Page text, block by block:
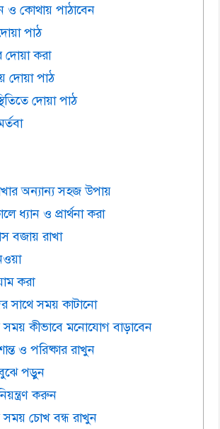
ও কোথায় পাঠাবেন
পাঠ
দোয়া করা
দোয়া পাঠ
দোয়া পাঠ
অন্যান্য সহজ উপায়
ধ্যান ও প্রার্থনা করা
বজায় রাখা
করা
সাথে সময় কাটানো
সময় কীভাবে মনোযোগ বাড়াবেন
ও পরিষ্কার রাখুন
পড়ুন
করুন
সময় চোখ বন্ধ রাখুন